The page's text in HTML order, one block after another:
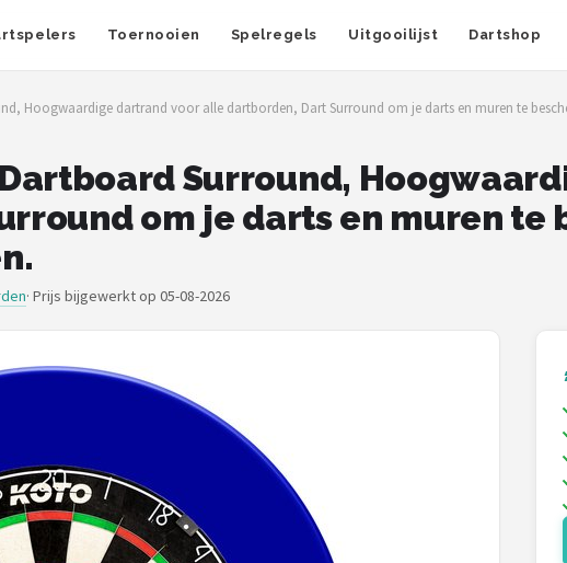
Toernooien Spelregels Uitgooilijst Dartshop
Hoogwaardige dartrand voor alle dartborden, Dart Surround om je darts en muren te
Dartboard Surround,
om je darts en muren te
· Prijs bijgewerkt op 05-08-2026